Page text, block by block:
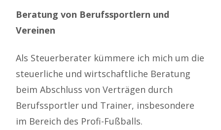
Beratung von Berufssportlern und
Vereinen
Als Steuerberater kümmere ich mich um die
steuerliche und wirtschaftliche Beratung
beim Abschluss von Verträgen durch
Berufssportler und Trainer, insbesondere
im Bereich des Profi-Fußballs.